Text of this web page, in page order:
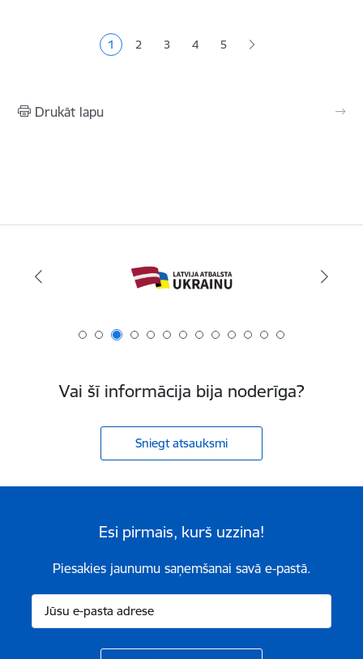
Pašreizējā lapa
1 Lapa
2 Lapa
3 Lapa
4 Lapa
5
Drukāt lapu
Vai šī informācija bija noderīga?
Sniegt atsauksmi
Esi pirmais, kurš uzzina!
Piesakies jaunumu saņemšanai savā e-pastā.